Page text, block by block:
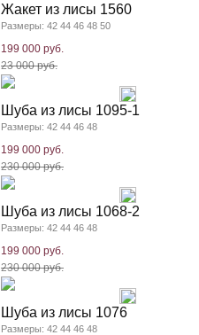
Жакет из лисы 1560
Размеры: 42 44 46 48 50
199 000 руб.
23 000 руб.
Шуба из лисы 1095-1
Размеры: 42 44 46 48
199 000 руб.
230 000 руб.
Шуба из лисы 1068-2
Размеры: 42 44 46 48
199 000 руб.
230 000 руб.
Шуба из лисы 1076
Размеры: 42 44 46 48